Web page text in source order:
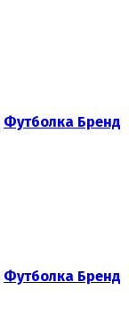
Футболка Бренд
Футболка Бренд